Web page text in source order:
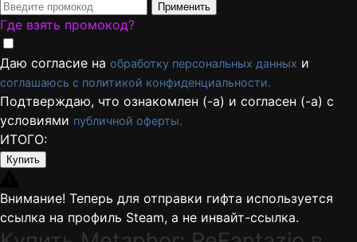
Применить
Где взять промокод?
Даю согласие на обработку персональных данных и
соглашаюсь с политикой конфиденциальности.
Подтверждаю, что ознакомлен (-а) и согласен (-а) с
условиями публичной оферты.
ИТОГО:
Купить
Внимание! Теперь для отправки гифта используется
ссылка на профиль Steam, а не инвайт-ссылка.